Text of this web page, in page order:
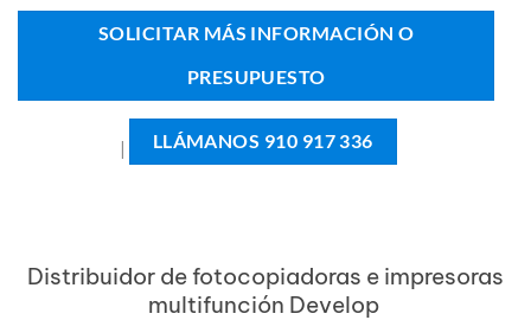
SOLICITAR MÁS INFORMACIÓN O
PRESUPUESTO
| LLÁMANOS 910 917 336
Distribuidor de fotocopiadoras e impresoras
multifunción Develop